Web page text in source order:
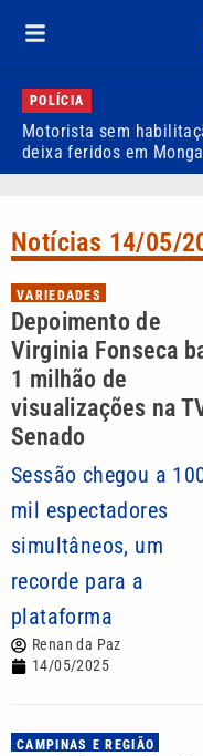
POLÍCIA
Motorista sem
deixa feridos em
Notícias 14/05/
VARIEDADES
Depoimento de
Virginia Fonseca
1 milhão de
visualizações na
Senado
Sessão chegou a
mil espectadores
simultâneos, um
recorde para a
plataforma
Renan da Paz
14/05/2025
CAMPINAS E REGIÃO